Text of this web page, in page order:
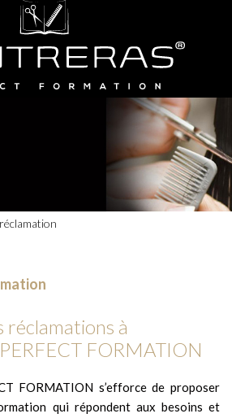
réclamations à
FORMATION
FORMATION s’efforce de proposer
qui répondent aux besoins et